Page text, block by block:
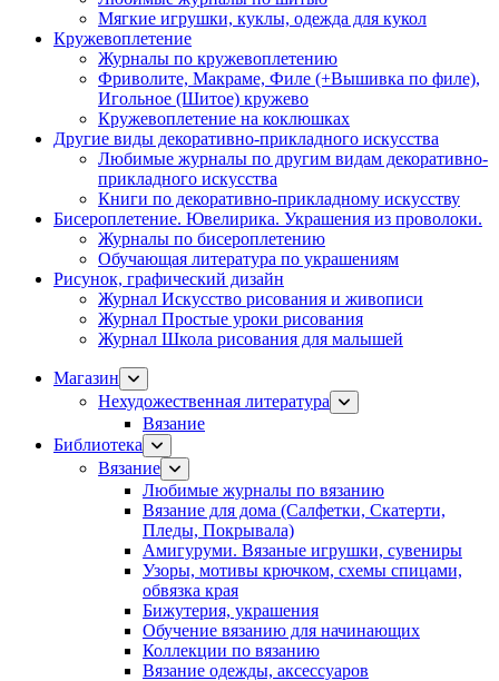
Мягкие игрушки, куклы, одежда для кукол
Кружевоплетение
Журналы по кружевоплетению
Фриволите, Макраме, Филе (+Вышивка по филе),
Игольное (Шитое) кружево
Кружевоплетение на коклюшках
Другие виды декоративно-прикладного искусства
Любимые журналы по другим видам декоративно-
прикладного искусства
Книги по декоративно-прикладному искусству
Бисероплетение. Ювелирика. Украшения из проволоки.
Журналы по бисероплетению
Обучающая литература по украшениям
Рисунок, графический дизайн
Журнал Искусство рисования и живописи
Журнал Простые уроки рисования
Журнал Школа рисования для малышей
Магазин
Нехудожественная литература
Вязание
Библиотека
Вязание
Любимые журналы по вязанию
Вязание для дома (Салфетки, Скатерти,
Пледы, Покрывала)
Амигуруми. Вязаные игрушки, сувениры
Узоры, мотивы крючком, схемы спицами,
обвязка края
Бижутерия, украшения
Обучение вязанию для начинающих
Коллекции по вязанию
Вязание одежды, аксессуаров